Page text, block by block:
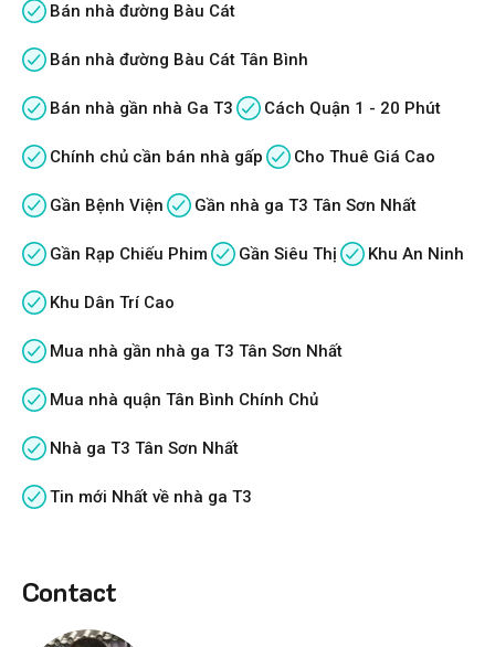
Bán nhà đường Bàu Cát
Bán nhà đường Bàu Cát Tân Bình
Bán nhà gần nhà Ga T3 Cách Quận 1 - 20 Phút
Chính chủ cần bán nhà gấp Cho Thuê Giá Cao
Gần Bệnh Viện Gần nhà ga T3 Tân Sơn Nhất
Gần Rạp Chiếu Phim Gần Siêu Thị Khu An Ninh
Khu Dân Trí Cao
Mua nhà gần nhà ga T3 Tân Sơn Nhất
Mua nhà quận Tân Bình Chính Chủ
Nhà ga T3 Tân Sơn Nhất
Tin mới Nhất về nhà ga T3
Contact